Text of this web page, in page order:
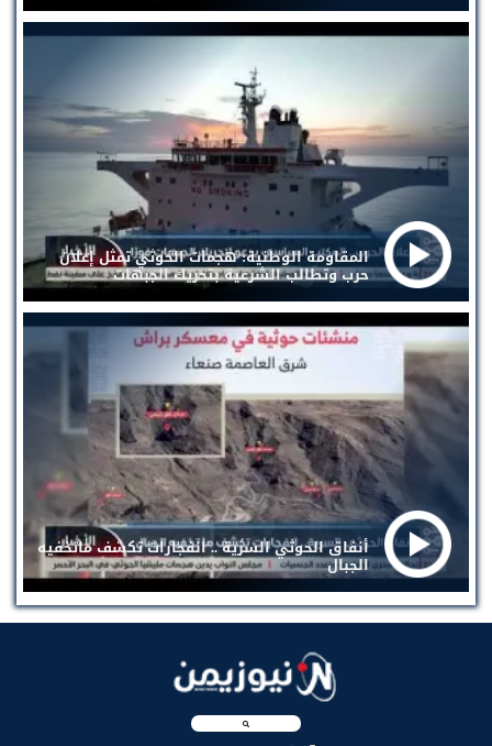
المقاومة الوطنية: هجمات الحوثي تمثل إعلان
حرب وتطالب الشرعية بتحريك الجبهات
أنفاق الحوثي السرية .. انفجارات تكشف ماتخفيه
الجبال